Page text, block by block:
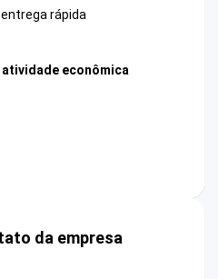
rápida
econômica
da empresa